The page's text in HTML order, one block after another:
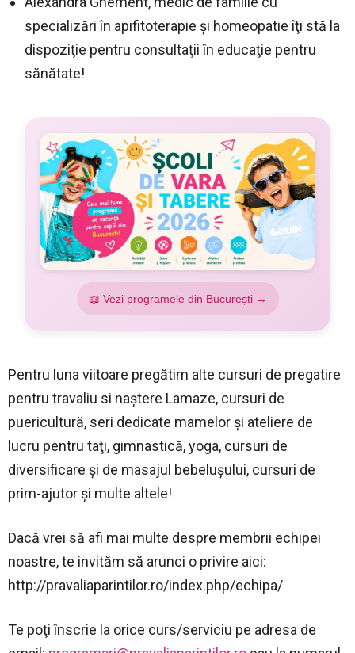
specializări în apifitoterapie şi homeopatie îţi stă la
dispoziţie pentru consultaţii în educaţie pentru
sănătate!
📖 Vezi programele din București →
Pentru luna viitoare pregătim alte cursuri de pregatire
pentru travaliu si naştere Lamaze, cursuri de
puericultură, seri dedicate mamelor şi ateliere de
lucru pentru taţi, gimnastică, yoga, cursuri de
diversificare şi de masajul bebeluşului, cursuri de
prim-ajutor şi multe altele!
Dacă vrei să afi mai multe despre membrii echipei
noastre, te invităm să arunci o privire aici:
http://pravaliaparintilor.ro/index.php/echipa/
Te poţi înscrie la orice curs/serviciu pe adresa de